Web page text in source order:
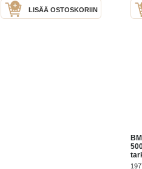
LISÄÄ OSTOSKORIIN